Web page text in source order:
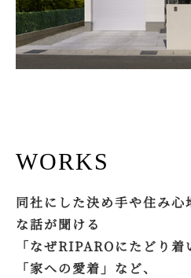
WORKS
同社にした決め手や住み心
な話が聞ける
「なぜRIPAROにたどり着
「家への愛着」など、